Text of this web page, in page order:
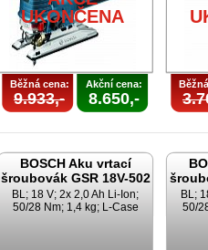
UKONČENA
Běžná cena:
9.933,-
Akční cena:
8.650,-
BOSCH Aku vrtací
šroubovák GSR 18V-502
BL; 18 V; 2x 2,0 Ah Li-Ion;
50/28 Nm; 1,4 kg; L-Case
BL;
50/